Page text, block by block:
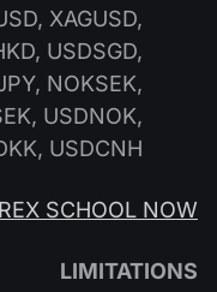
XAGUSD,
USDSGD,
NOKSEK,
USDNOK,
USDCNH.
SCHOOL NOW!
LIMITATIONS